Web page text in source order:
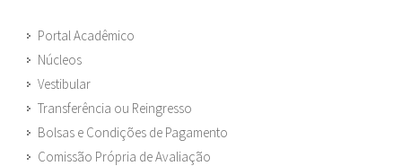
Portal Acadêmico
Núcleos
Vestibular
Transferência ou Reingresso
Bolsas e Condições de Pagamento
Comissão Própria de Avaliação